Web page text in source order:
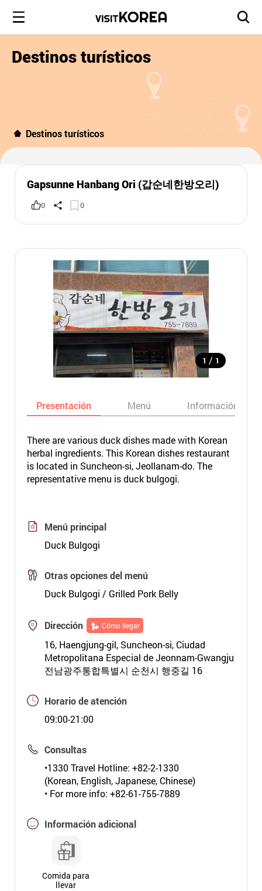
Destinos turísticos
Destinos turísticos
Gapsunne Hanbang Ori (갑순네한방오리)
0 0
1 / 1
Presentación Menú Información
There are various duck dishes made with Korean
herbal ingredients. This Korean dishes restaurant
is located in Suncheon-si, Jeollanam-do. The
representative menu is duck bulgogi.
Menú principal
Duck Bulgogi
Otras opciones del menú
Duck Bulgogi / Grilled Pork Belly
Dirección Cómo llegar
16, Haengjung-gil, Suncheon-si, Ciudad
Metropolitana Especial de Jeonnam-Gwangju
전남광주통합특별시 순천시 행중길 16
Horario de atención
09:00-21:00
Consultas
•1330 Travel Hotline: +82-2-1330
(Korean, English, Japanese, Chinese)
• For more info: +82-61-755-7889
Información adicional
Comida para
llevar